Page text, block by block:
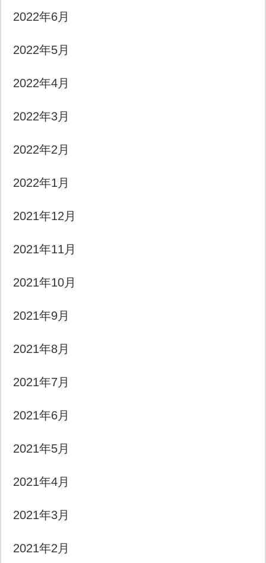
2022年6月
2022年5月
2022年4月
2022年3月
2022年2月
2022年1月
2021年12月
2021年11月
2021年10月
2021年9月
2021年8月
2021年7月
2021年6月
2021年5月
2021年4月
2021年3月
2021年2月